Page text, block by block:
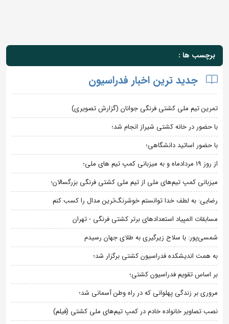
برچسب ها :
جدید ترین اخبار فدراسیون
تمرین تیم ملی کشتی فرنگی جوانان (گزارش تصویری)
با حضور در خانه کشتی شیراز انجام شد؛
با حضور اساتید دانشگاهی؛
از روز 19 مردادماه و به میزبانی کمپ تیم های ملی؛
میزبانی کمپ تیم‌های ملی از تیم ملی کشتی فرنگی بزرگسالان؛
رضایی: به لطف خدا توانستم خوشرنگ‌ترین مدال را کسب کنم
مسابقات المپیاد استعدادهای برتر کشتی فرنگی - تهران
شمسی‌پور: با سلاح زیرگیری به طلای جهان رسیدم
به همت اندیشکده فدراسیون کشتی برگزار شد؛
بر اساس تقویم فدراسیون کشتی؛
مروری بر زندگی پهلوانی که در راه وطن آسمانی شد؛
نصب تصاویر خانواده خادم در کمپ تیم‌های ملی کشتی (فیلم)